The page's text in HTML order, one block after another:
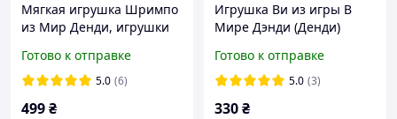
Мягкая игрушка Шримпо
из Мир Денди, игрушки
(Денди) из Dandy's World
Roblox
Готово к отправке
5.0 (6)
499₴
Игрушка Ви из игры В
Мире Дэнди (Денди)
World для детей (l_13306)
Готово к отправке
5.0 (3)
330₴